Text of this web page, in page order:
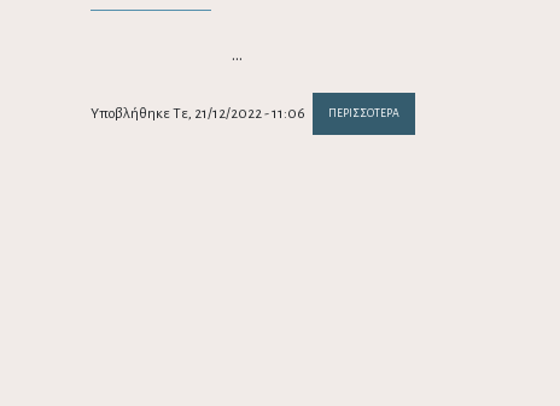
…
Υποβλήθηκε Τε, 21/12/2022 - 11:06 ΠΕΡΙΣΣΌΤΕΡΑ